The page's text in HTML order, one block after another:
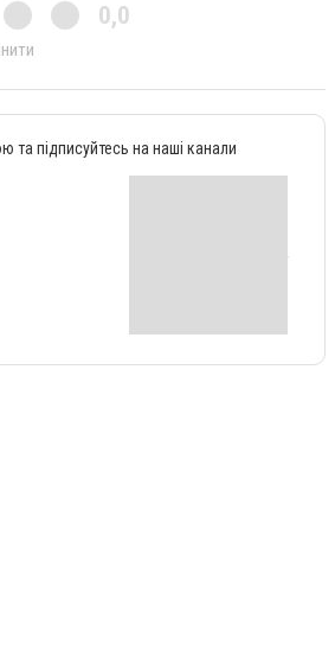
0,0
та підписуйтесь на наші канали